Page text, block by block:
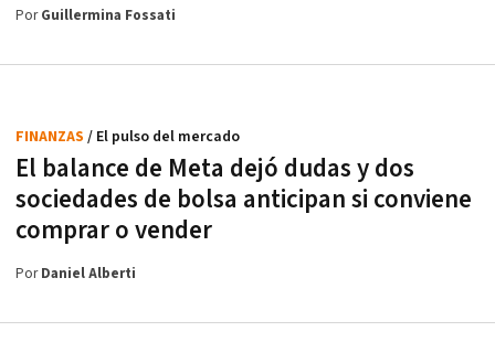
PorGuillermina Fossati
El balance de Meta dejó dudas y dos
sociedades de bolsa anticipan si conviene
comprar o vender
FINANZAS / El pulso del mercado
PorDaniel Alberti